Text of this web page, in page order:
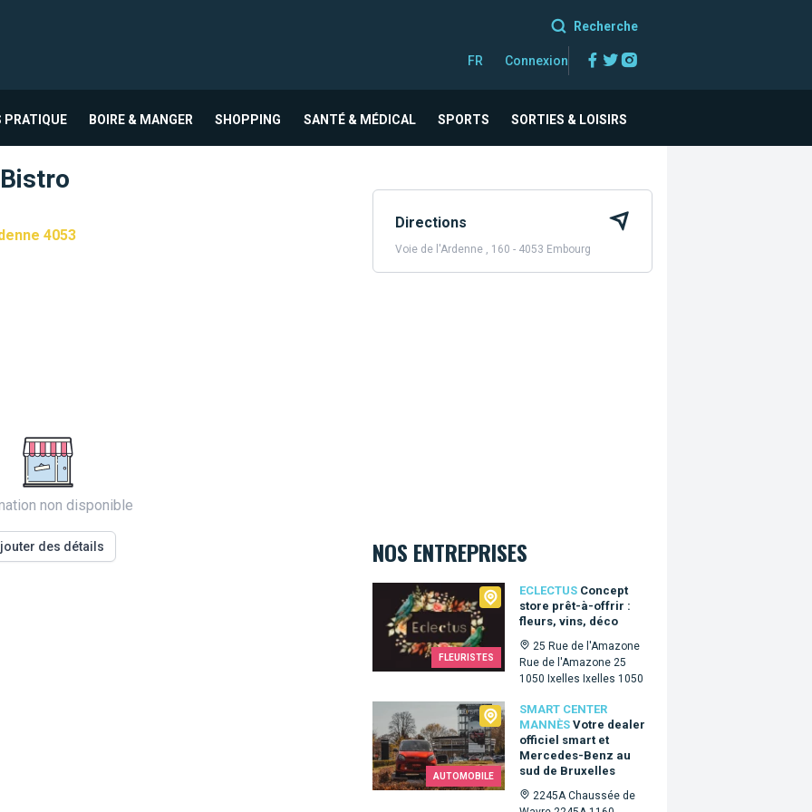
Recherche
FR Connexion Facebook
Twitter
PRATIQUE BOIRE & MANGER SHOPPING SANTÉ & MÉDICAL SPORTS SORTIES & LOISIRS
4053
non disponible
des détails
Directions
Voie de l'Ardenne , 160 - 4053 Embourg
NOS ENTREPRISES
FLEURISTES
ECLECTUS Concept
store prêt-à-offrir :
fleurs, vins, déco
25 Rue de l'Amazone
Rue de l'Amazone 25
1050 Ixelles Ixelles 1050
Eclectus
AUTOMOBILE
SMART CENTER
MANNÈS Votre dealer
officiel smart et
Mercedes-Benz au
sud de Bruxelles
2245A Chaussée de
Smart Center Mannès